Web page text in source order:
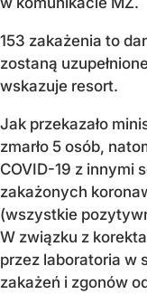
153 zakażenia to
zostaną
wskazuje resort.
Jak przekazało
zmarło 5 osób,
COVID-19 z innymi
zakażonych
(wszystkie
W związku z
przez laboratoria w
zakażeń i zgonów